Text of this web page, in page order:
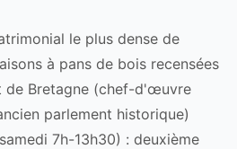
le plus dense de
à pans de bois recensées
de Bretagne (chef-d'œuvre
parlement historique)
7h-13h30) : deuxième